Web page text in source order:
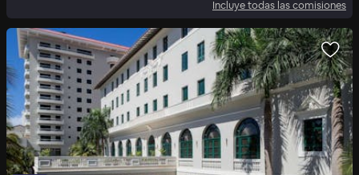
Incluye todas las comisiones